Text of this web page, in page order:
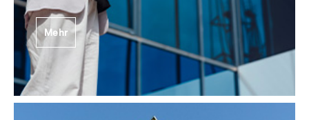
Mehr